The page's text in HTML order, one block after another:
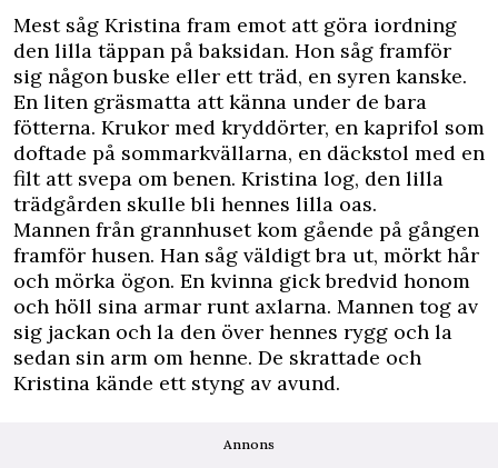
Mest såg Kristina fram emot att göra iordning
den lilla täppan på baksidan. Hon såg framför
sig någon buske eller ett träd, en syren kanske.
En liten gräsmatta att känna under de bara
fötterna. Krukor med kryddörter, en kaprifol som
doftade på sommarkvällarna, en däckstol med en
filt att svepa om benen. Kristina log, den lilla
trädgården skulle bli hennes lilla oas.
Mannen från grannhuset kom gående på gången
framför husen. Han såg väldigt bra ut, mörkt hår
och mörka ögon. En kvinna gick bredvid honom
och höll sina armar runt axlarna. Mannen tog av
sig jackan och la den över hennes rygg och la
sedan sin arm om henne. De skrattade och
Kristina kände ett styng av avund.
Annons